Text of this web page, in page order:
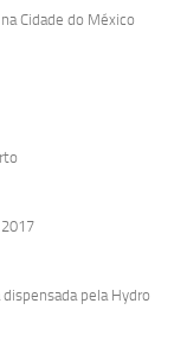
Cidade do México
pela Hydro